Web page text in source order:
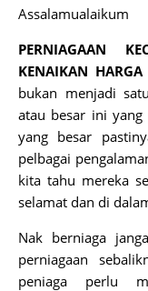
Assalamualaikum
PERNIAGAAN
KENAIKAN
bukan menjadi
atau besar ini yang
yang besar
pelbagai
kita tahu mereka
selamat dan di
Nak berniaga
perniagaan
peniaga perlu